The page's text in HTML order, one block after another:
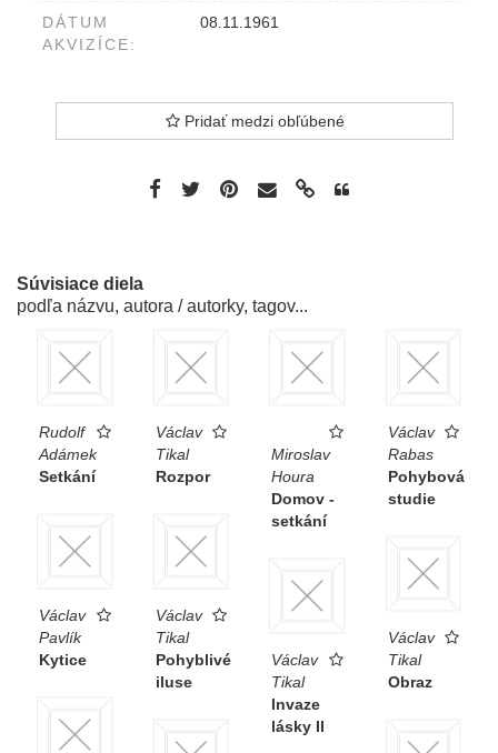
DÁTUM
AKVIZÍCE:
08.11.1961
Pridať medzi obľúbené
Súvisiace diela
podľa názvu, autora / autorky, tagov...
Rudolf
Adámek
Setkání
Václav
Tikal
Rozpor
Miroslav
Houra
Domov -
setkání
Václav
Rabas
Pohybová
studie
Václav
Pavlík
Kytice
Václav
Tikal
Pohyblivé
iluse
Václav
Tikal
Obraz
Václav
Tikal
Invaze
lásky II